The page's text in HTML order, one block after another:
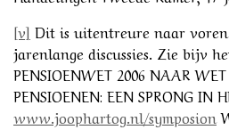
[v] Dit is uitentreure naar
jarenlange discussies. Zie bijv
PENSIOENWET 2006 NAAR
PENSIOENEN: EEN SPRONG IN
www.joophartog.nl/symposion